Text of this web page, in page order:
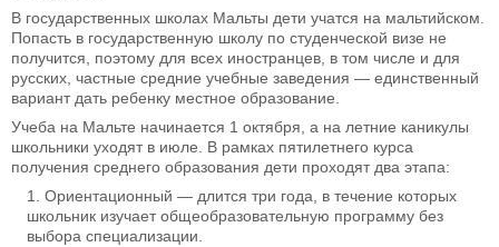
В государственных школах Мальты дети учатся на мальтийском.
Попасть в государственную школу по студенческой визе не
получится, поэтому для всех иностранцев, в том числе и для
русских, частные средние учебные заведения — единственный
вариант дать ребенку местное образование.
Учеба на Мальте начинается 1 октября, а на летние каникулы
школьники уходят в июле. В рамках пятилетнего курса
получения среднего образования дети проходят два этапа:
Ориентационный — длится три года, в течение которых
школьник изучает общеобразовательную программу без
выбора специализации.